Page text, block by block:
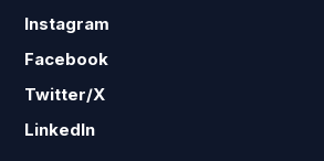
Instagram
Facebook
Twitter/X
LinkedIn